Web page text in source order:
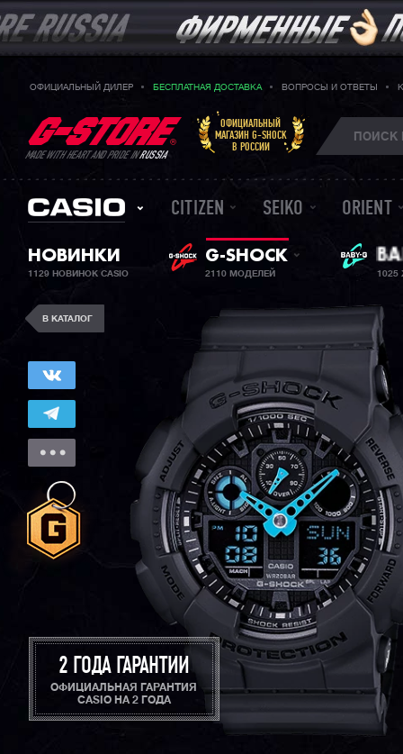
ОФИЦИАЛЬНЫЙ ДИЛЕР БЕСПЛАТНАЯ ДОСТАВКА ВОПРОСЫ И ОТВЕТЫ
MADE WITH HEART AND PRIDE INRUSSIA
ОФИЦИАЛЬНЫЙ
МАГАЗИН G-SHOCK
В РОССИИ
CITIZEN SEIKO ORIENT
НОВИНКИ
1129 НОВИНОК CASIO
G-SHOCK
2110 МОДЕЛЕЙ
В КАТАЛОГ
2 ГОДА ГАРАНТИИ
ОФИЦИАЛЬНАЯ ГАРАНТИЯ
CASIO НА 2 ГОДА